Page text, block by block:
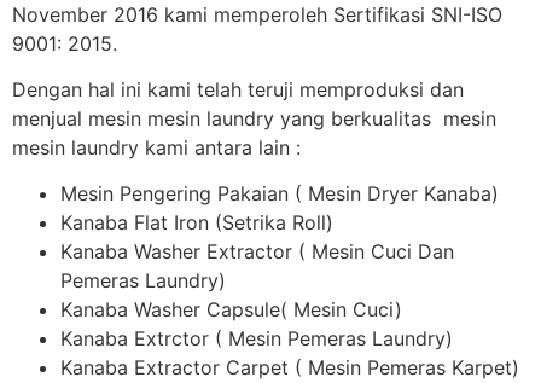
November 2016 kami memperoleh Sertifikasi SNI-ISO
9001: 2015.
Dengan hal ini kami telah teruji memproduksi dan
menjual mesin mesin laundry yang berkualitas mesin
mesin laundry kami antara lain :
Mesin Pengering Pakaian ( Mesin Dryer Kanaba)
Kanaba Flat Iron (Setrika Roll)
Kanaba Washer Extractor ( Mesin Cuci Dan
Pemeras Laundry)
Kanaba Washer Capsule( Mesin Cuci)
Kanaba Extrctor ( Mesin Pemeras Laundry)
Kanaba Extractor Carpet ( Mesin Pemeras Karpet)